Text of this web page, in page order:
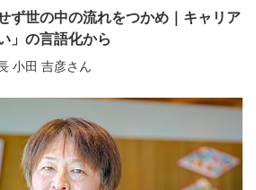
ず世の中の流れをつかめ｜キャリア
」の言語化から
小田 吉彦さん